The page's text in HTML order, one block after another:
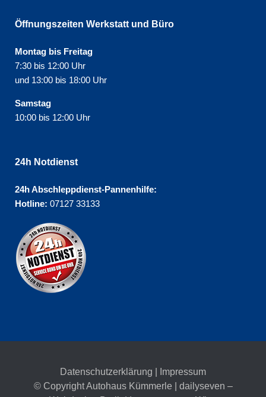
Öffnungszeiten Werkstatt und Büro
Montag bis Freitag
7:30 bis 12:00 Uhr
und 13:00 bis 18:00 Uhr
Samstag
10:00 bis 12:00 Uhr
24h Notdienst
24h Abschleppdienst-Pannenhilfe:
Hotline: 07127 33133
Datenschutzerklärung
Impressum
© Copyright Autohaus Kümmerle | dailyseven –